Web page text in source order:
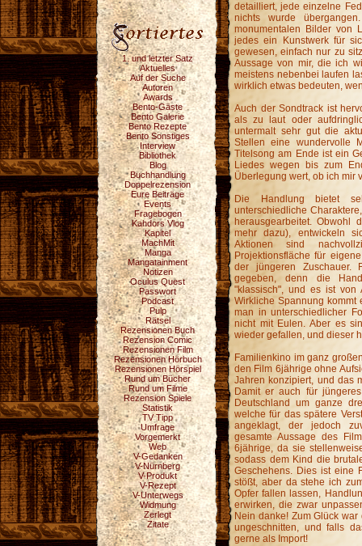
1. und letzter Satz
Aktuelles
Auf der Suche
Autoren
Awards
Bento-Gäste
Bento Galerie
Bento Rezepte
Bento Sonstiges
Interview
Bibliothek
Blog
Buchhandlung
Doppelrezension
Eure Beiträge
Events
Fragebogen
Kahdors Vlog
Kapitel
MachMit
Manga
Mangatainment
Notizen
Oculus Quest
Passwort
Podcast
Pulp
Rätsel
Rezensionen Buch
Rezension Comic
Rezensionen Film
Rezensionen Hörbuch
Rezensionen Hörspiel
Rund um Bücher
Rund um Filme
Rezension Spiele
Statistik
TV Tipp
Umfrage
Vorgemerkt
Web
V-Gedanken
V-Nürnberg
V-Produkt
V-Rezept
V-Unterwegs
Widmung
Zerlegt
Zitate
detailliert, jede einzelne
nichts wurde
monumentalen Bilder von
jedes ein Kunstwerk für
gewesen, einfach nur zu
Aussage von mir, die ich
meistens nebenbei laufen
wirklich etwas bedeuten,
Auch der Sondtrack ist
als zu laut oder
untermalt sehr gut die
Stellen eine wundervolle
Titelsong am Ende ist ein
Liedes wegen bis zum
Überlegung wert, ob ich mir
Die Handlung bietet
unterschiedliche
herausgearbeitet. Obwohl
mehr dazu), entwickeln
Aktionen sind
Projektionsfläche für
der jüngeren Zuschauer.
gegeben, denn die
"klassisch", und es ist von
Wirkliche Spannung kommt
man in unterschiedlicher
nicht mit Eulen. Aber es
wieder gefallen, und dieser
Familienkino im ganz
den Film 6jährige ohne
Jahren konzipiert, und das
Damit er auch für
Deutschland um ganze
welche für das spätere
angeklagt, der jedoch
gesamte Aussage des
6jährige, da sie
sodass dem Kind die
Geschehens. Dies ist eine
stößt, aber da stehe ich
Opfer fallen lassen,
erwirken, die zwar
Nein danke! Zum Glück
ungeschnitten, und falls
gerne als Import!